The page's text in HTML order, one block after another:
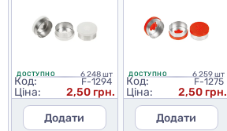
ДОСТУПНО 6 248 шт
Код: F-1294
Ціна:
2,50 грн.
Додати
ДОСТУПНО 6 259 шт
Код: F-1275
Ціна:
2,50 грн.
Додати